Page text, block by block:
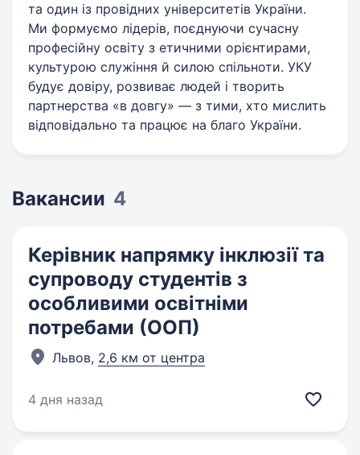
та один із провідних університетів України.
Ми формуємо лідерів, поєднуючи сучасну
професійну освіту з етичними орієнтирами,
культурою служіння й силою спільноти. УКУ
будує довіру, розвиває людей і творить
партнерства «в довгу» — з тими, хто мислить
відповідально та працює на благо України.
Вакансии 4
Керівник напрямку інклюзії та
супроводу студентів з
особливими освітніми
потребами (ООП)
Львов, 2,6 км от центра
4 дня назад